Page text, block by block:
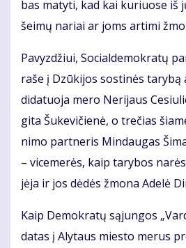
bas ma­ty­ti, kad kai ku­riuo­se iš
šei­mų na­riai ar joms ar­ti­mi
Pa­vyz­džiui, So­cial­de­mok­ra­tų
ra­še į Dzū­ki­jos sos­ti­nės
di­da­tuo­ja me­ro Ne­ri­jaus
gi­ta Šu­ke­vi­čie­nė, o tre­čias
ni­mo part­ne­ris Min­dau­gas
– vi­ce­me­rės, kaip ta­ry­bos
jė­ja ir jos dė­dės žmo­na Ade­lė
Kaip De­mok­ra­tų są­jun­gos
da­tas į Aly­taus mies­to me­rus